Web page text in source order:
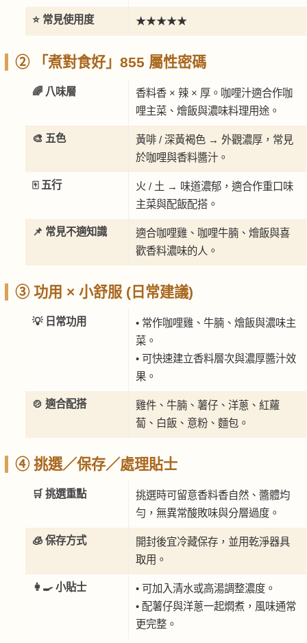
⭐ 常見使用度 ★★★★★
② 「煮對食好」855 屬性密碼
🌈 八味層
香料香 × 辣 × 厚。咖哩汁適合作咖
哩主菜、燴飯與濃味料理用途。
🎨 五色
黃啡 / 深黃褐色 → 外觀濃厚，常見
於咖哩與香料醬汁。
🀄 五行
火 / 土 → 味道濃郁，適合作重口味
主菜與配飯配搭。
📌 常見不適知識
適合咖哩雞、咖哩牛腩、燴飯與喜
歡香料濃味的人。
③ 功用 × 小舒服 (日常建議)
💡 日常功用
• 常作咖哩雞、牛腩、燴飯與濃味主
菜。
• 可快速建立香料層次與濃厚醬汁效
果。
🍲 適合配搭
雞件、牛腩、薯仔、洋蔥、紅蘿
蔔、白飯、意粉、麵包。
④ 挑選／保存／處理貼士
🛒 挑選重點
挑選時可留意香料香自然、醬體均
勻，無異常酸敗味與分層過度。
🧊 保存方式
開封後宜冷藏保存，並用乾淨器具
取用。
👩‍🍳 小貼士
• 可加入清水或高湯調整濃度。
• 配薯仔與洋蔥一起燜煮，風味通常
更完整。